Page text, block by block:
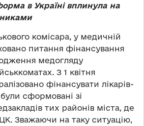
в Україні вплинула на
комісара, у медичній
питання фінансування
медогляду
З 1 квітня
фінансувати лікарів-
були сформовані зі
тих районів міста, де
Зважаючи на таку ситуацію,